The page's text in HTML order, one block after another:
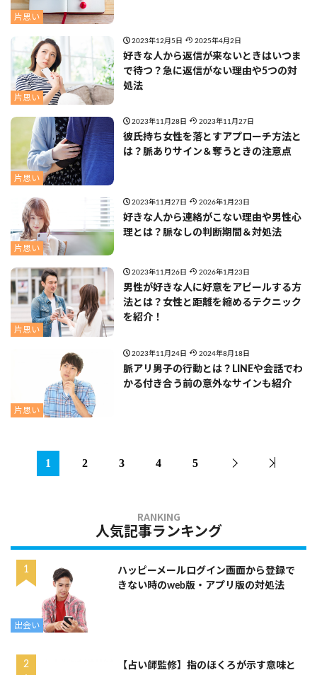
片思い
片思い
2023年12月5日 2025年4月2日
好きな人から返信が来ないときはいつま
で待つ？急に返信がない理由や5つの対
処法
片思い
2023年11月28日 2023年11月27日
彼氏持ち女性を落とすアプローチ方法と
は？脈ありサイン＆奪うときの注意点
片思い
2023年11月27日 2026年1月23日
好きな人から連絡がこない理由や男性心
理とは？脈なしの判断期間＆対処法
片思い
2023年11月26日 2026年1月23日
男性が好きな人に好意をアピールする方
法とは？女性と距離を縮めるテクニック
を紹介！
片思い
2023年11月24日 2024年8月18日
脈アリ男子の行動とは？LINEや会話でわ
かる付き合う前の意外なサインも紹介
1 2 3 4 5
人気記事ランキング
出会い
ハッピーメールログイン画面から登録で
きない時のweb版・アプリ版の対処法
【占い師監修】指のほくろが示す意味と